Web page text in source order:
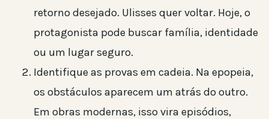
retorno desejado. Ulisses quer voltar. Hoje, o
protagonista pode buscar família, identidade
ou um lugar seguro.
Identifique as provas em cadeia. Na epopeia,
os obstáculos aparecem um atrás do outro.
Em obras modernas, isso vira episódios,